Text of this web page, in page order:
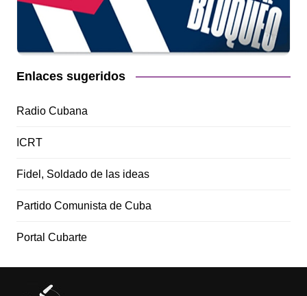
Enlaces sugeridos
Radio Cubana
ICRT
Fidel, Soldado de las ideas
Partido Comunista de Cuba
Portal Cubarte